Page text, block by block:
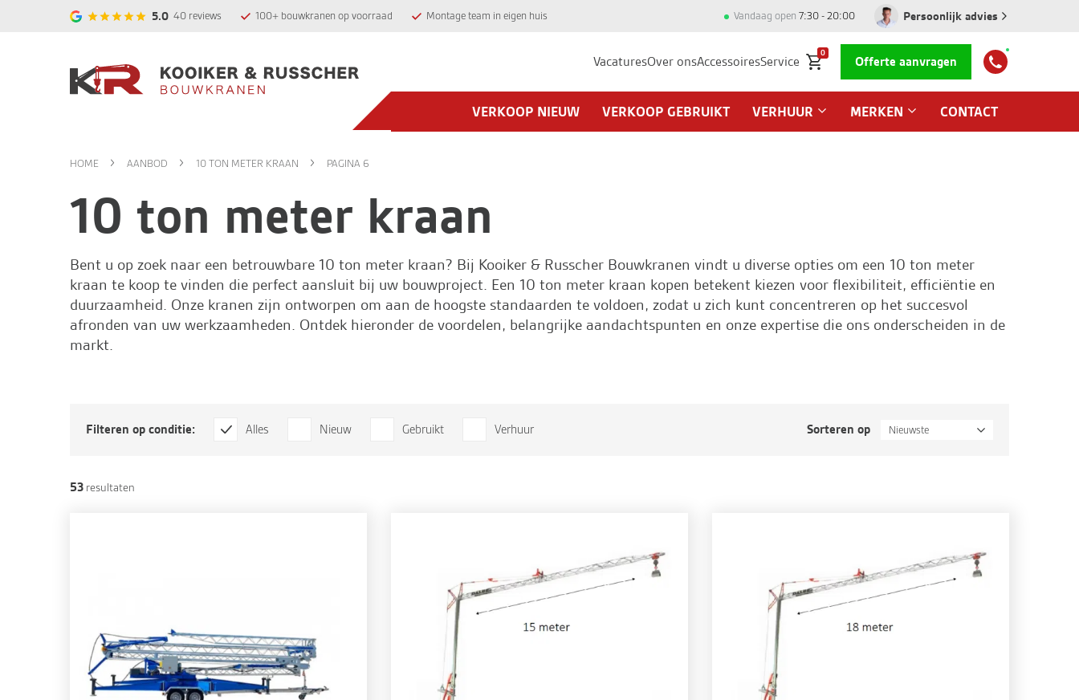
5.0 40 reviews 100+ bouwkranen op voorraad Montage team in eigen huis Vandaag open 7:30 - 20:00 Persoonlijk advies
VacaturesOver onsAccessoiresService
0
Offerte aanvragen
VERKOOP NIEUW VERKOOP GEBRUIKT VERHUUR MERKEN CONTACT
HOME AANBOD 10 TON METER KRAAN PAGINA 6
10 ton meter kraan
Bent u op zoek naar een betrouwbare 10 ton meter kraan? Bij Kooiker & Russcher Bouwkranen vindt u diverse opties om een 10 ton meter
kraan te koop te vinden die perfect aansluit bij uw bouwproject. Een 10 ton meter kraan kopen betekent kiezen voor flexibiliteit, efficiëntie en
duurzaamheid. Onze kranen zijn ontworpen om aan de hoogste standaarden te voldoen, zodat u zich kunt concentreren op het succesvol
afronden van uw werkzaamheden. Ontdek hieronder de voordelen, belangrijke aandachtspunten en onze expertise die ons onderscheiden in de
markt.
Filteren op conditie: Alles Nieuw Gebruikt Verhuur Sorteren op Nieuwste
53 resultaten